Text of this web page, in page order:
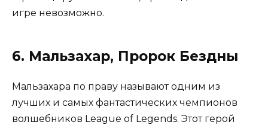
игре невозможно.
6. Мальзахар, Пророк Бездны
Мальзахара по праву называют одним из
лучших и самых фантастических чемпионов
волшебников League of Legends. Этот герой